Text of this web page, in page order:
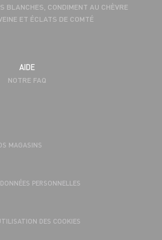
BLANCHES, CONDIMENT AU CHÈVRE
ET ÉCLATS DE COMTÉ
AIDE
NOTRE FAQ
MAGASINS
PERSONNELLES
DES COOKIES